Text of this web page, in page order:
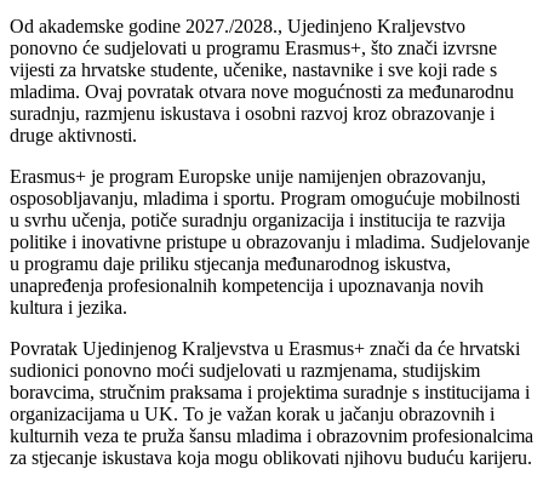
Od akademske godine 2027./2028., Ujedinjeno Kraljevstvo
ponovno će sudjelovati u programu Erasmus+, što znači izvrsne
vijesti za hrvatske studente, učenike, nastavnike i sve koji rade s
mladima. Ovaj povratak otvara nove mogućnosti za međunarodnu
suradnju, razmjenu iskustava i osobni razvoj kroz obrazovanje i
druge aktivnosti.
Erasmus+ je program Europske unije namijenjen obrazovanju,
osposobljavanju, mladima i sportu. Program omogućuje mobilnosti
u svrhu učenja, potiče suradnju organizacija i institucija te razvija
politike i inovativne pristupe u obrazovanju i mladima. Sudjelovanje
u programu daje priliku stjecanja međunarodnog iskustva,
unapređenja profesionalnih kompetencija i upoznavanja novih
kultura i jezika.
Povratak Ujedinjenog Kraljevstva u Erasmus+ znači da će hrvatski
sudionici ponovno moći sudjelovati u razmjenama, studijskim
boravcima, stručnim praksama i projektima suradnje s institucijama i
organizacijama u UK. To je važan korak u jačanju obrazovnih i
kulturnih veza te pruža šansu mladima i obrazovnim profesionalcima
za stjecanje iskustava koja mogu oblikovati njihovu buduću karijeru.